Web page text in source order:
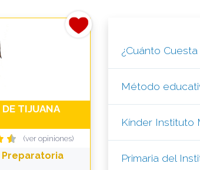
TIJUANA
(ver opiniones)
Preparatoria
¿Cuánto
Método
Kínder Instituto
Primaria del